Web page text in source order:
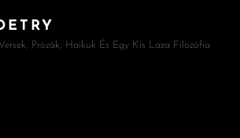
Prózák, Haikuk És Egy Kis Laza Filozófia